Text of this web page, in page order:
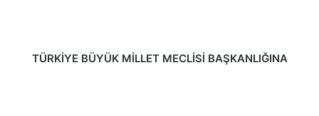
TÜRKİYE BÜYÜK MİLLET MECLİSİ BAŞKANLIĞINA